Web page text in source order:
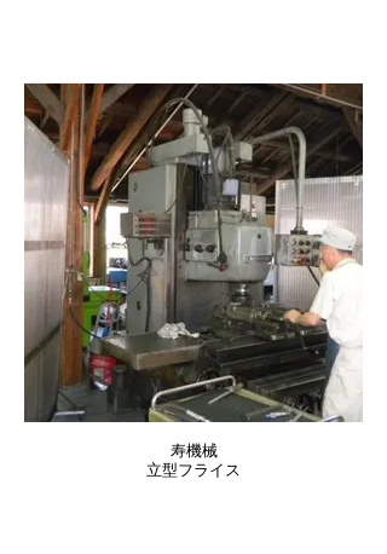
寿機械
立型フライス